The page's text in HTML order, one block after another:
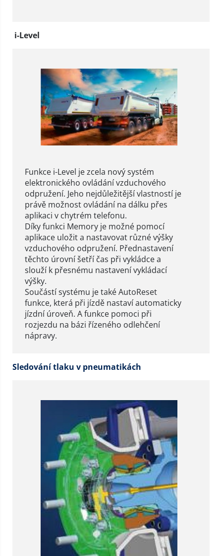
i-Level
Funkce i-Level je zcela nový systém
elektronického ovládání vzduchového
odpružení. Jeho nejdůležitější vlastností je
právě možnost ovládání na dálku přes
aplikaci v chytrém telefonu.
Díky funkci Memory je možné pomocí
aplikace uložit a nastavovat různé výšky
vzduchového odpružení. Přednastavení
těchto úrovní šetří čas při vykládce a
slouží k přesnému nastavení vykládací
výšky.
Součástí systému je také AutoReset
funkce, která při jízdě nastaví automaticky
jízdní úroveň. A funkce pomoci při
rozjezdu na bázi řízeného odlehčení
nápravy.
Sledování tlaku v pneumatikách